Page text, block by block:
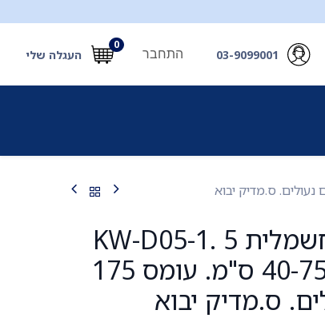
03-9099001
0
העגלה שלי התחבר
מיטה סיעודית חשמלית KW-D05-1. 5
פונקציות. גובה 40-75 ס"מ. עומס 175
ס.מדיק יבוא